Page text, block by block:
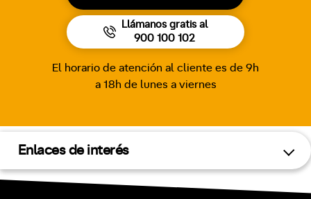
Llámanos gratis al
900 100 102
El horario de atención al cliente es de 9h
a 18h de lunes a viernes
Enlaces de interés